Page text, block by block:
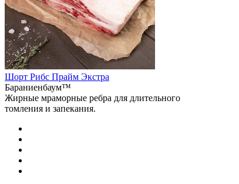
Шорт Рибс Прайм Экстра
Бараниенбаум™
Жирные мраморные ребра для длительного
томления и запекания.